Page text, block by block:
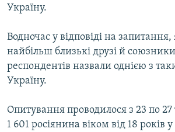
Україну.
Водночас у відповіді на запитання,
найбільш близькі друзі й союзники
респондентів назвали однією з
Україну.
Опитування проводилося з 23 по
1 601 росіянина віком від 18 років